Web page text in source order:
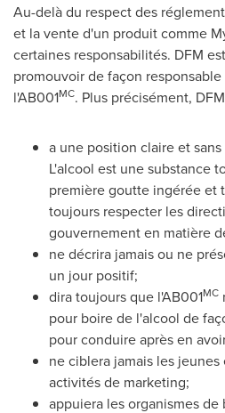
Au-delà du respect des
et la vente d'un produit comme
certaines responsabilités. DFM
promouvoir de façon
l'AB001MC. Plus précisément,
a une position claire et
L'alcool est une substance
première goutte ingérée et
toujours respecter les
gouvernement en matière
ne décrira jamais ou ne
un jour positif;
dira toujours que l'AB001MC
pour boire de l'alcool de
pour conduire après en
ne ciblera jamais les
activités de marketing;
appuiera les organismes